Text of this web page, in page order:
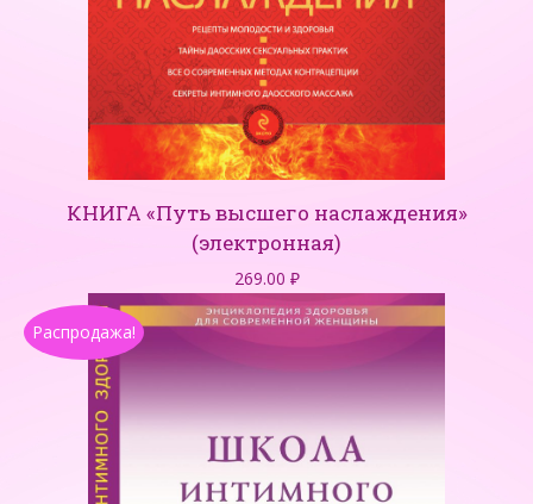
КНИГА «Путь высшего наслаждения»
(электронная)
269.00 ₽
Распродажа!